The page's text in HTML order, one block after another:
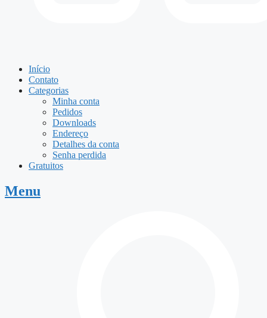
Início
Contato
Categorias
Minha conta
Pedidos
Downloads
Endereço
Detalhes da conta
Senha perdida
Gratuitos
Menu